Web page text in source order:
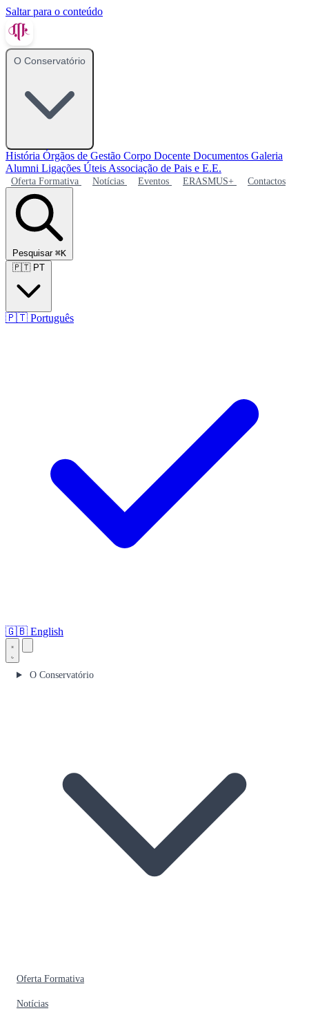
Saltar para o conteúdo
O Conservatório
História Órgãos de Gestão Corpo Docente Documentos Galeria
Alumni Ligações Úteis Associação de Pais e E.E.
Oferta Formativa Notícias Eventos ERASMUS+ Contactos
Pesquisar ⌘K
🇵🇹 PT
🇵🇹 Português
🇬🇧 English
O Conservatório
Oferta Formativa
Notícias